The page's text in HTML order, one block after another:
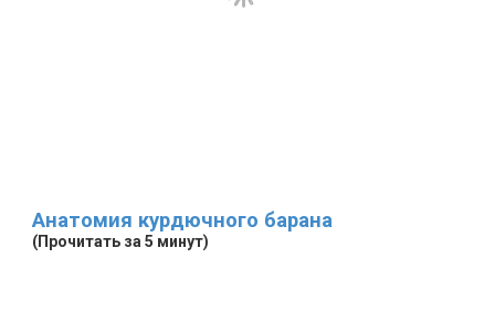
Анатомия курдючного барана
(Прочитать за 5 минут)